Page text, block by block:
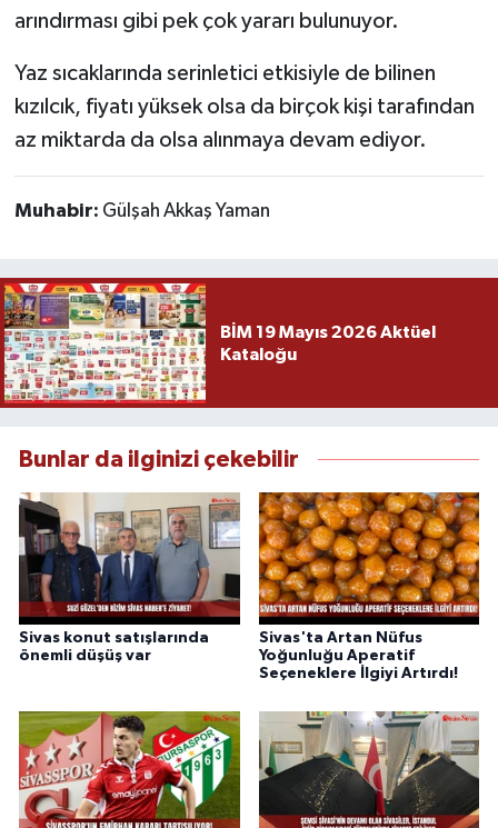
arındırması gibi pek çok yararı bulunuyor.
Yaz sıcaklarında serinletici etkisiyle de bilinen
kızılcık, fiyatı yüksek olsa da birçok kişi tarafından
az miktarda da olsa alınmaya devam ediyor.
Muhabir: Gülşah Akkaş Yaman
BİM 19 Mayıs 2026 Aktüel
Kataloğu
Bunlar da ilginizi çekebilir
Sivas konut satışlarında
önemli düşüş var
Sivas'ta Artan Nüfus
Yoğunluğu Aperatif
Seçeneklere İlgiyi Artırdı!